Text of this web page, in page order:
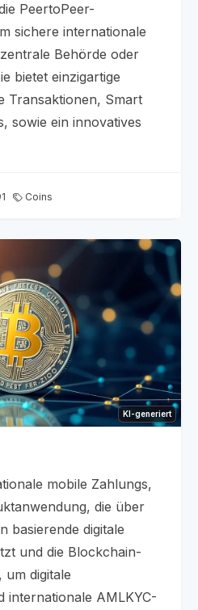
PeertoPeer-
sichere internationale
Behörde oder
bietet einzigartige
Transaktionen, Smart
sowie ein innovatives
Coins
KI-generiert
mobile Zahlungs,
die über
basierende digitale
und die Blockchain-
um digitale
internationale AMLKYC-